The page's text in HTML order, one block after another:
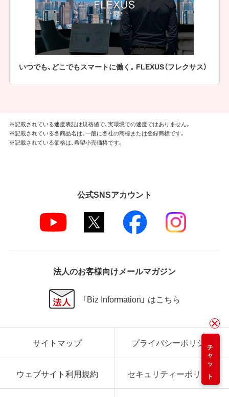
いつでも、どこでもスマートに働く。FLEXUS（フレクサス）
チャット
※記載されている速度表記は規格値で、実環境での速度ではありません。
※記載されている各商品名は、一般に各社の商標または登録商標です。
※記載されている価格は、希望小売価格です。
公式SNSアカウント
法人のお客様向けメールマガジン
「Biz Information」 はこちら
サイトマップ プライバシーポリシー
ウェブサイト利用規約 セキュリティーポリシー